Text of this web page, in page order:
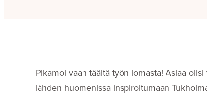
Pikamoi vaan täältä työn lomasta! Asiaa
lähden huomenissa inspiroitumaan